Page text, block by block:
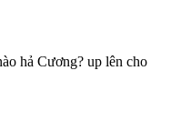
hả Cương? up lên cho